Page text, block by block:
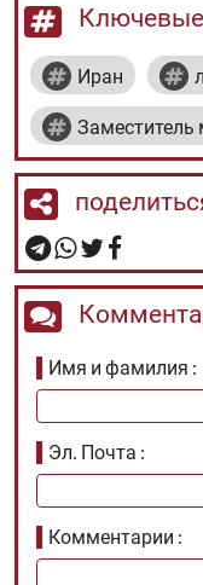
Иран
Заместитель
Имя и фамилия
Эл. Почта
Комментарии